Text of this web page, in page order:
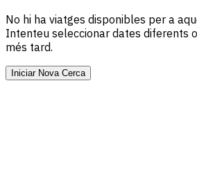
No hi ha viatges disponibles per a
Intenteu seleccionar dates diferents
més tard.
Iniciar Nova Cerca